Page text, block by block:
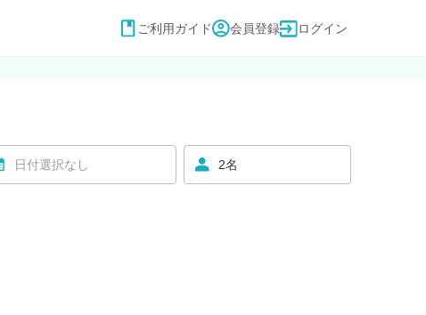
ご利用ガイド 会員登録 ログイン
日付選択なし 2名